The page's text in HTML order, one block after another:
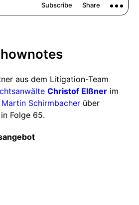
aus dem Litigation-Team
Christof Elßner im
Martin Schirmbacher über
Folge 65.